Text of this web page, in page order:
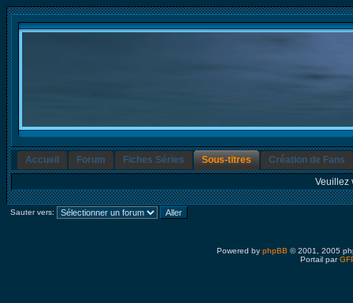
Accueil Forum Fiches Séries Sous-titres
Création de Fans
Veuillez
Sauter vers:
Powered by phpBB © 2001, 2005
Portail par